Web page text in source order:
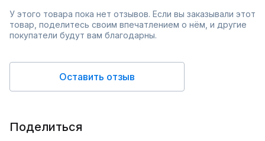
У этого товара пока нет отзывов. Если вы заказывали этот
товар, поделитесь своим впечатлением о нём, и другие
покупатели будут вам благодарны.
Оставить отзыв
Поделиться